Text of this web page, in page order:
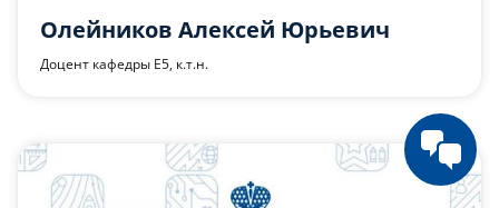
Олейников Алексей Юрьевич
Доцент кафедры Е5, к.т.н.